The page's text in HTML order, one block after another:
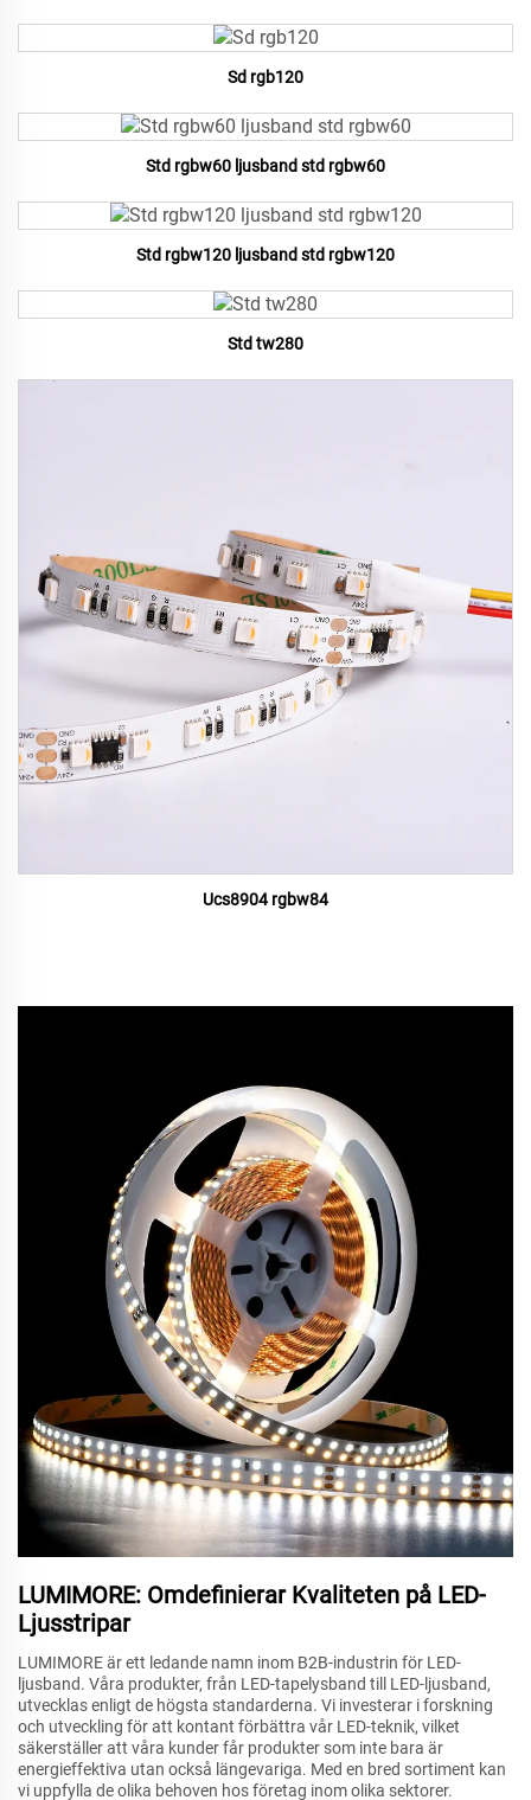
Sd rgb120
Std rgbw60 ljusband std rgbw60
Std rgbw120 ljusband std rgbw120
Std tw280
Ucs8904 rgbw84
LUMIMORE: Omdefinierar Kvaliteten på LED-
Ljusstripar
LUMIMORE är ett ledande namn inom B2B-industrin för LED-
ljusband. Våra produkter, från LED-tapelysband till LED-ljusband,
utvecklas enligt de högsta standarderna. Vi investerar i forskning
och utveckling för att kontant förbättra vår LED-teknik, vilket
säkerställer att våra kunder får produkter som inte bara är
energieffektiva utan också längevariga. Med en bred sortiment kan
vi uppfylla de olika behoven hos företag inom olika sektorer.